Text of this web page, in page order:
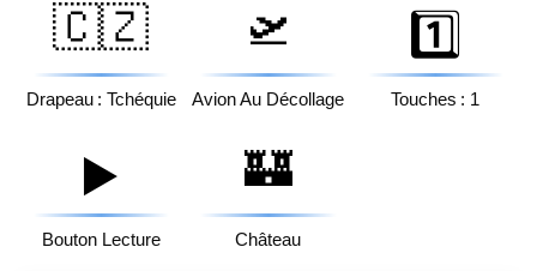
🇨🇿
Drapeau : Tchéquie
🛫
Avion Au Décollage
1️⃣
Touches : 1
▶️
Bouton Lecture
🏰
Château